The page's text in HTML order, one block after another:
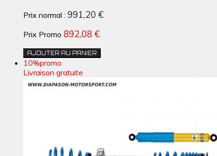
Prix normal : 991,20 €
Prix Promo 892,08 €
AJOUTER AU PANIER
10%promo
Livraison gratuite